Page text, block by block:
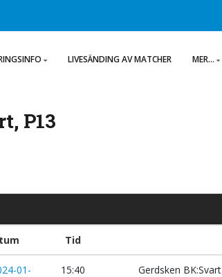
LIVESÄNDING AV MATCHER MER...
P13
Tid
01-
15:40 Gerdsken BK:Svart